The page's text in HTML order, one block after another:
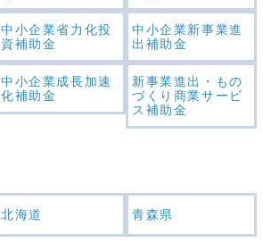
中小企業省力化投
資補助金
中小企業新事業進
出補助金
中小企業成長加速
化補助金
新事業進出・もの
づくり商業サービ
ス補助金
北海道 青森県